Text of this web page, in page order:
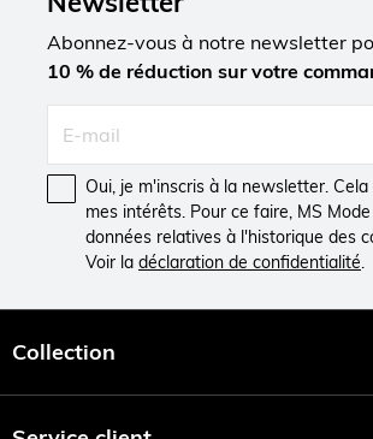
Abonnez-vous à notre newsletter
10 % de réduction sur votre
Oui, je m'inscris à la newsletter.
mes intérêts. Pour ce faire, MS
données relatives à l'historique des
Voir la déclaration de confidentialité
Collection